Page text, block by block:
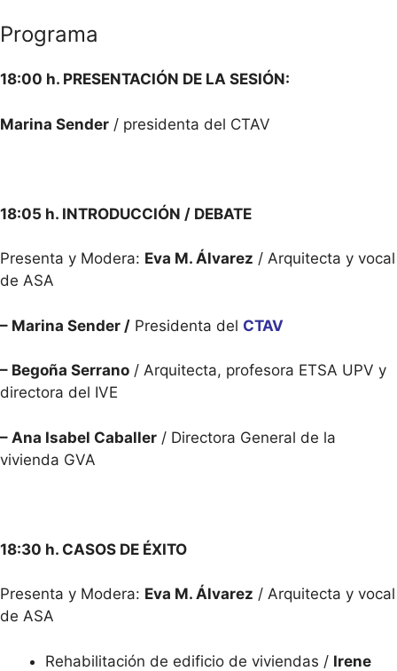
Programa
18:00 h. PRESENTACIÓN DE LA SESIÓN:
Marina Sender / presidenta del CTAV
18:05 h. INTRODUCCIÓN / DEBATE
Presenta y Modera: Eva M. Álvarez / Arquitecta y vocal
de ASA
– Marina Sender / Presidenta del CTAV
– Begoña Serrano / Arquitecta, profesora ETSA UPV y
directora del IVE
– Ana Isabel Caballer / Directora General de la
vivienda GVA
18:30 h. CASOS DE ÉXITO
Presenta y Modera: Eva M. Álvarez / Arquitecta y vocal
de ASA
Rehabilitación de edificio de viviendas / Irene